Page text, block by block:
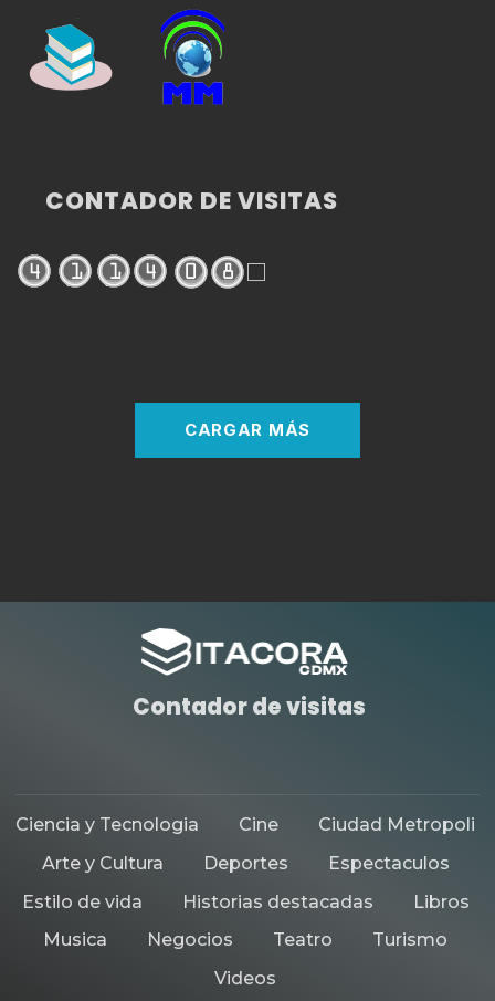
CONTADOR DE VISITAS
CARGAR MÁS
Contador de visitas
Ciencia y Tecnologia Cine
Ciudad Metropoli
Arte y Cultura
Deportes
Espectaculos
Estilo de vida
Historias destacadas
Libros
Musica
Negocios Teatro
Turismo
Videos